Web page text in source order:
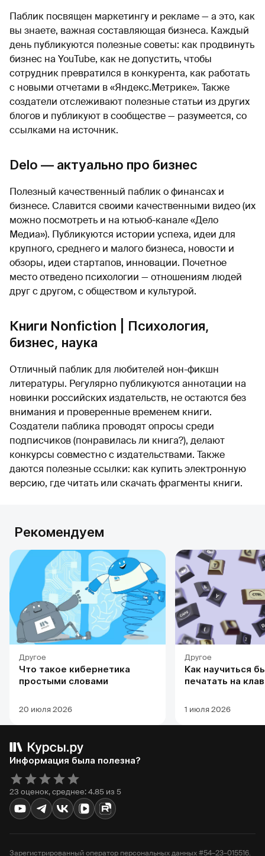
Паблик посвящен маркетингу и рекламе — а это, как
вы знаете, важная составляющая бизнеса. Каждый
день публикуются полезные советы: как продвинуть
бизнес на YouTube, как не допустить, чтобы
сотрудник превратился в конкурента, как работать
с новыми отчетами в «Яндекс.Метрике». Также
создатели отслеживают полезные статьи из других
блогов и публикуют в сообществе — разумеется, со
ссылками на источник.
Delo — актуально про бизнес
Полезный качественный паблик о финансах и
бизнесе. Славится своими качественными видео (их
можно посмотреть и на ютьюб-канале «Дело
Медиа»). Публикуются истории успеха, идеи для
крупного, среднего и малого бизнеса, новости и
обзоры, идеи стартапов, инновации. Почетное
место отведено психологии — отношениям людей
друг с другом, с обществом и культурой.
Книги Nonfiction | Психология,
бизнес, наука
Отличный паблик для любителей нон-фикшн
литературы. Регулярно публикуются аннотации на
новинки российских издательств, не остаются без
внимания и проверенные временем книги.
Создатели паблика проводят опросы среди
подписчиков (понравилась ли книга?), делают
конкурсы совместно с издательствами. Также
даются полезные ссылки: как купить электронную
версию, где читать или скачать фрагменты книги.
Рекомендуем
Другое
Что такое кибернетика
простыми словами
20 июля 2026
Другое
Как научиться
печатать на
1 июля 2026
Информация была полезна?
23 оценок, среднее: 4.85 из 5
Зарегистрированный оператор персональных данных #54–23–015516.